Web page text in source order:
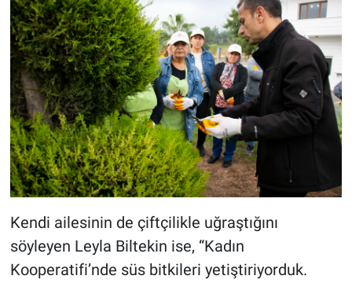
Kendi ailesinin de çiftçilikle uğraştığını
söyleyen Leyla Biltekin ise, “Kadın
Kooperatifi’nde süs bitkileri yetiştiriyorduk.